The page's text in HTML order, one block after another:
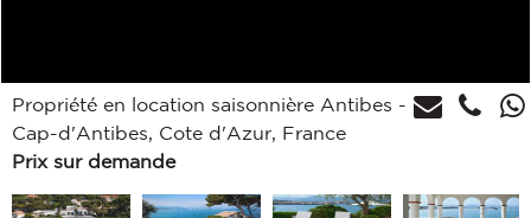
Propriété en location saisonnière Antibes -
Cap-d'Antibes, Cote d'Azur, France
Prix sur demande